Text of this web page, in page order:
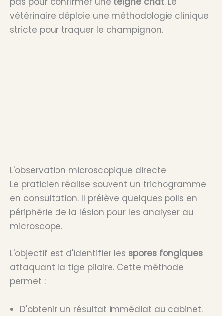
vétérinaire déploie une méthodologie clinique
stricte pour traquer le champignon.
L'observation microscopique directe
Le praticien réalise souvent un trichogramme
en consultation. Il prélève quelques poils en
périphérie de la lésion pour les analyser au
microscope.
L'objectif est d'identifier les spores fongiques
attaquant la tige pilaire. Cette méthode
permet :
D'obtenir un résultat immédiat au cabinet.